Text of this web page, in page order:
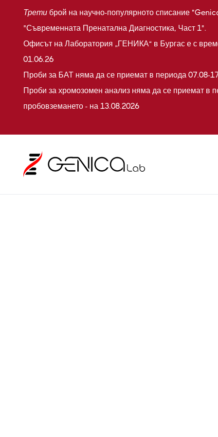
Трети брой на научно-популярното списание
"Съвременната Пренатална Диагностика, Част 1".
Офисът на Лаборатория „ГЕНИКА“ в Бургас е с
01.06.26
Проби за БАТ няма да се приемат в периода 07.08-
Проби за хромозомен анализ няма да се приемат в
пробовземането - на 13.08.2026